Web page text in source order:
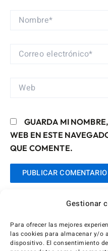
Gestionar
Para ofrecer las mejores
las cookies para almacenar y/o
dispositivo. El consentimiento
NOMBRE*
CORREO
WEB
GUARDA MI
WEB EN ESTE
QUE COMENTE.